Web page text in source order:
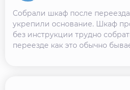
Собрали шкаф после
укрепили основание. Шкаф
без инструкции трудно
переезде как это обычно